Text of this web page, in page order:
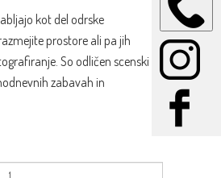
kot del odrske
prostore ali pa jih
So odličen scenski
zabavah in